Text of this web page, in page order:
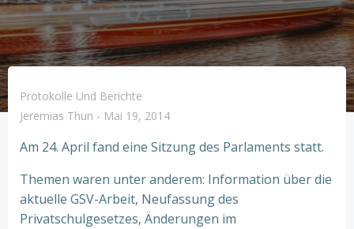
Protokolle Und Berichte
Jeremias Thun - Mai 19, 2014
Am 24. April fand eine Sitzung des Parlaments statt.
Themen waren unter anderem: Information über die
aktuelle GSV-Arbeit, Neufassung des
Privatschulgesetzes, Änderungen im